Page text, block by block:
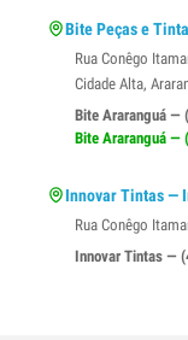
Bite Peças e
Rua Conêgo
Cidade Alta,
Bite Araranguá
Bite Araranguá
Innovar Tintas —
Rua Conêgo
Innovar Tintas —